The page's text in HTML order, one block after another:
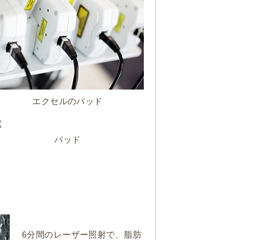
エクセルのパッド
パッド
6分間のレーザー照射で、脂肪